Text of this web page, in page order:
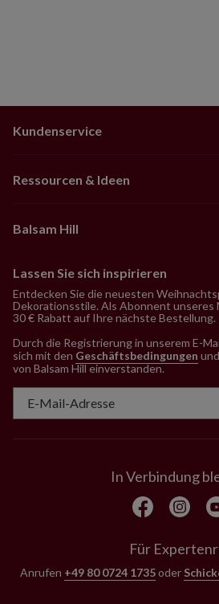
Kundenservice
Ressourcen & Ideen
Balsam Hill
Lassen Sie sich inspirieren
Entdecken Sie die neuesten
Dekorationsstile. Als Abonnent
30 € Rabatt auf Ihre nächste Bestellung.
Durch die Registrierung in unserem E-
sich mit den Geschäftsbedingungen und
von Balsam Hill einverstanden.
In Verbindung
Für
Anrufen +49 80 0724 1735oder